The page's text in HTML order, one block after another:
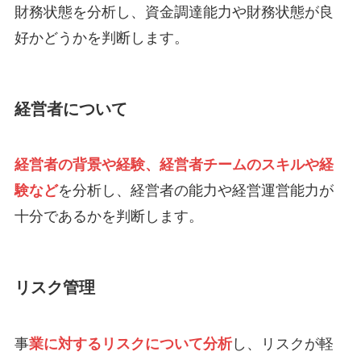
財務状態を分析し、資金調達能力や財務状態が良
好かどうかを判断します。
経営者について
経営者の背景や経験、経営者チームのスキルや経
験などを分析し、経営者の能力や経営運営能力が
十分であるかを判断します。
リスク管理
事業に対するリスクについて分析し、リスクが軽